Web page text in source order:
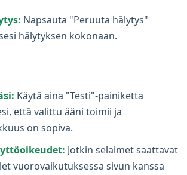
Napsauta "Peruuta hälytys"
hälytyksen kokonaan.
Käytä aina "Testi"-painiketta
että valittu ääni toimii ja
on sopiva.
Jotkin selaimet saattavat
vuorovaikutuksessa sivun kanssa